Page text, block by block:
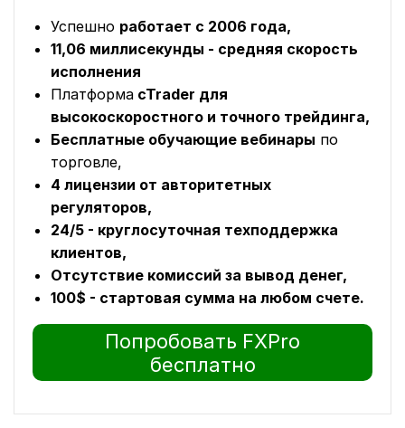
Успешно работает с 2006 года,
11,06 миллисекунды - средняя скорость
исполнения
Платформа cTrader для
высокоскоростного и точного трейдинга,
Бесплатные обучающие вебинары по
торговле,
4 лицензии от авторитетных
регуляторов,
24/5 - круглосуточная техподдержка
клиентов,
Отсутствие комиссий за вывод денег,
100$ - стартовая сумма на любом счете.
Попробовать FXPro
бесплатно